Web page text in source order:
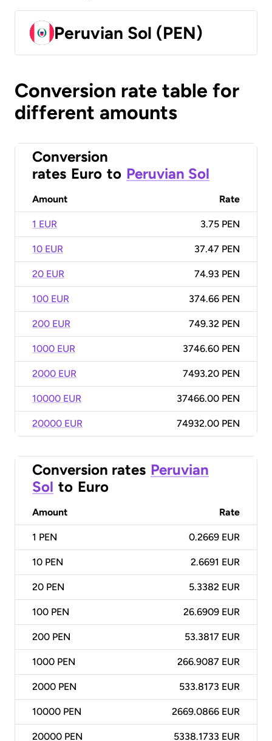
Peruvian Sol (PEN)
Conversion rate table for
different amounts
Conversion
rates Euro to Peruvian Sol
Amount Rate
1 EUR 3.75 PEN
10 EUR 37.47 PEN
20 EUR 74.93 PEN
100 EUR 374.66 PEN
200 EUR 749.32 PEN
1000 EUR 3746.60 PEN
2000 EUR 7493.20 PEN
10000 EUR 37466.00 PEN
20000 EUR 74932.00 PEN
Conversion rates Peruvian
Sol to Euro
Amount Rate
1 PEN 0.2669 EUR
10 PEN 2.6691 EUR
20 PEN 5.3382 EUR
100 PEN 26.6909 EUR
200 PEN 53.3817 EUR
1000 PEN 266.9087 EUR
2000 PEN 533.8173 EUR
10000 PEN 2669.0866 EUR
20000 PEN 5338.1733 EUR